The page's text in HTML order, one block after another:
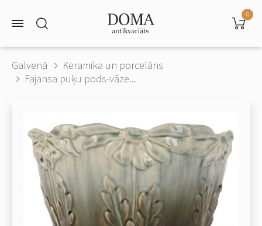
0
Galvenā
Keramika un porcelāns
Fajansa puķu pods-vāze...